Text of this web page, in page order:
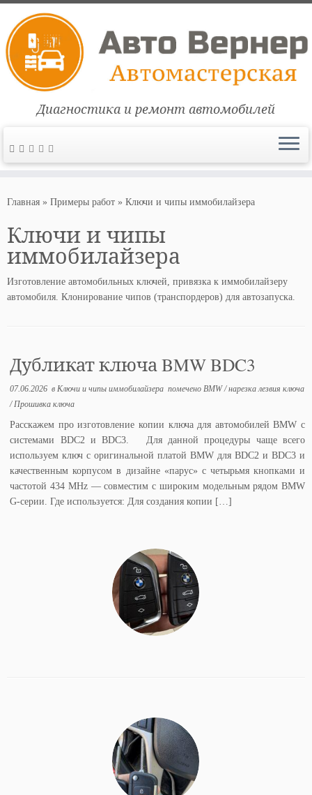
Диагностика и ремонт автомобилей
Главная » Примеры работ » Ключи и чипы иммобилайзера
Ключи и чипы
иммобилайзера
Изготовление автомобильных ключей, привязка к иммобилайзеру
автомобиля. Клонирование чипов (транспордеров) для автозапуска.
Дубликат ключа BMW BDC3
07.06.2026 в Ключи и чипы иммобилайзера помечено BMW/нарезка лезвия ключа
/ Прошивка ключа
Расскажем про изготовление копии ключа для автомобилей BMW c
системами BDC2 и BDC3. Для данной процедуры чаще всего
используем ключ с оригинальной платой BMW для BDC2 и BDC3 и
качественным корпусом в дизайне «парус» с четырьмя кнопками и
частотой 434 MHz — совместим с широким модельным рядом BMW
G-серии. Где используется: Для создания копии […]